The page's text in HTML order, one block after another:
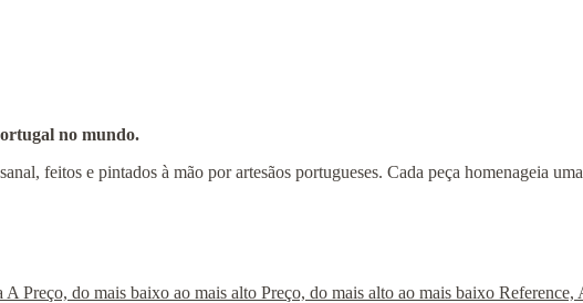
no mundo.
feitos e pintados à mão por artesãos portugueses. Cada peça homenageia
A Preço, do mais baixo ao mais alto Preço, do mais alto ao mais baixo Reference,